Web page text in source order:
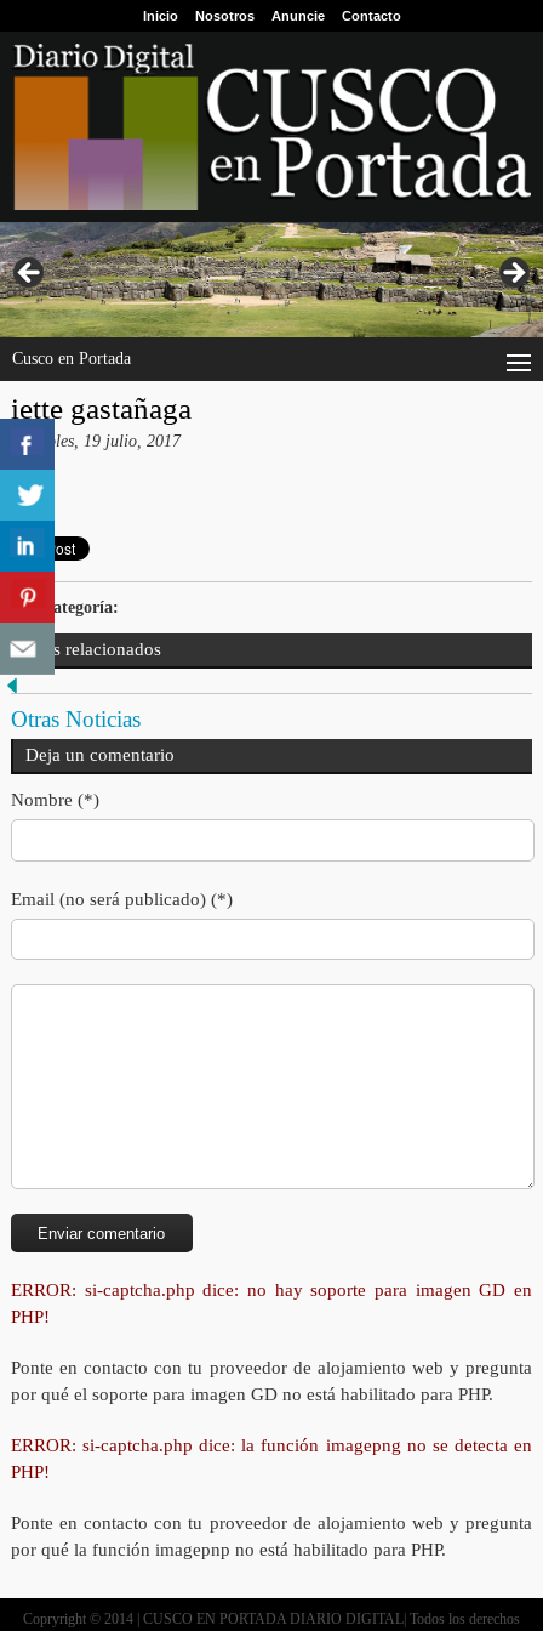
Inicio Nosotros Anuncie Contacto
Cusco en Portada
iette gastañaga
miércoles, 19 julio, 2017
Categoría:
Tags relacionados
Otras Noticias
Deja un comentario
Nombre (*)
Email (no será publicado) (*)
ERROR: si-captcha.php dice: no hay soporte para imagen GD en
PHP!
Ponte en contacto con tu proveedor de alojamiento web y pregunta
por qué el soporte para imagen GD no está habilitado para PHP.
ERROR: si-captcha.php dice: la función imagepng no se detecta en
PHP!
Ponte en contacto con tu proveedor de alojamiento web y pregunta
por qué la función imagepnp no está habilitado para PHP.
Copryright © 2014 | CUSCO EN PORTADA DIARIO DIGITAL| Todos los derechos